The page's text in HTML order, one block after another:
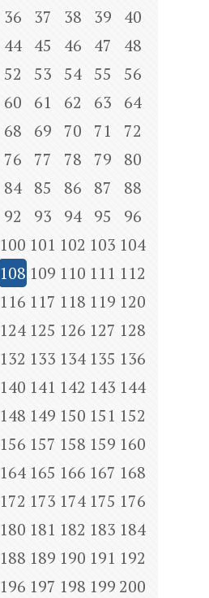
36 37 38 39
40
44 45 46 47
48
52 53 54 55
56
60 61 62 63
64
68 69 70 71
72
76 77 78 79
80
84 85 86 87
88
92 93 94 95
96
100 101 102 103 104
108 109 110 111 112
116 117 118 119 120
124 125 126 127 128
132 133 134 135 136
140 141 142 143 144
148 149 150 151 152
156 157 158 159 160
164 165 166 167 168
172 173 174 175 176
180 181 182 183 184
188 189 190 191 192
196 197 198 199 200